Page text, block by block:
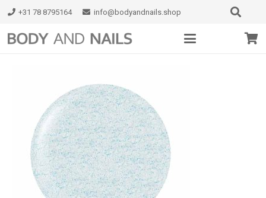
+31 78 8795164 info@bodyandnails.shop